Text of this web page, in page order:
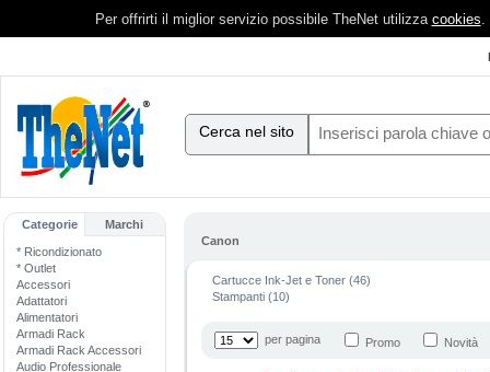
Per offrirti il miglior servizio possibile TheNet utilizza cookies.
Cerca nel sito
Categorie Marchi
* Ricondizionato
* Outlet
Accessori
Adattatori
Alimentatori
Armadi Rack
Armadi Rack Accessori
Audio Professionale
Canon
Cartucce Ink-Jet e Toner (46)
Stampanti (10)
per pagina Promo Novità